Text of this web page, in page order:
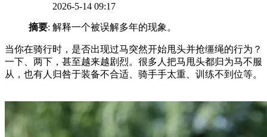
2026-5-14 09:17
摘要: 解释一个被误解多年的现象。
当你在骑行时，是否出现过马突然开始甩头并抢缰绳的行为？
一下、两下，甚至越来越剧烈。很多人把马甩头都归为马不服
从，也有人归咎于装备不合适、骑手手太重、训练不到位等。